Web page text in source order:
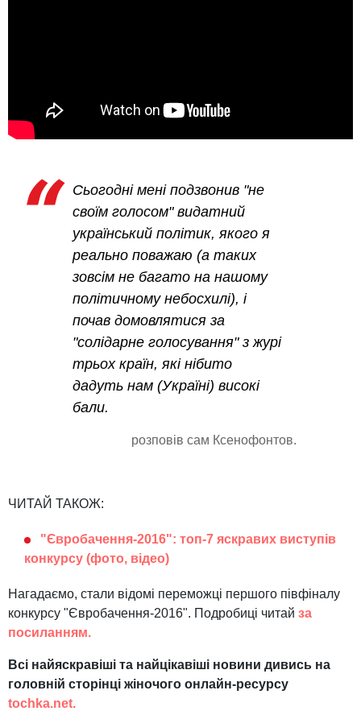
Сьогодні мені подзвонив "не
своїм голосом" видатний
український політик, якого я
реально поважаю (а таких
зовсім не багато на нашому
політичному небосхилі), і
почав домовлятися за
"солідарне голосування" з журі
трьох країн, які нібито
дадуть нам (Україні) високі
бали.
розповів сам Ксенофонтов.
ЧИТАЙ ТАКОЖ:
"Євробачення-2016": топ-7 яскравих виступів
конкурсу (фото, відео)
Нагадаємо, стали відомі переможці першого півфіналу
конкурсу "Євробачення-2016". Подробиці читай за
посиланням.
Всі найяскравіші та найцікавіші новини дивись на
головній сторінці жіночого онлайн-ресурсу
tochka.net.